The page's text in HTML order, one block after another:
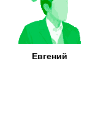
Евгений